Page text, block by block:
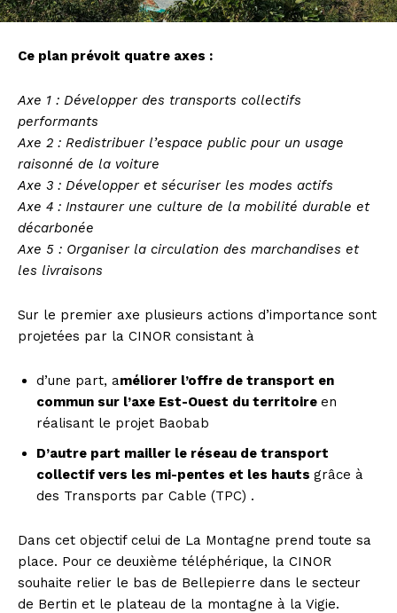
Ce plan prévoit quatre axes :
Axe 1 : Développer des transports collectifs
performants
Axe 2 : Redistribuer l’espace public pour un usage
raisonné de la voiture
Axe 3 : Développer et sécuriser les modes actifs
Axe 4 : Instaurer une culture de la mobilité durable et
décarbonée
Axe 5 : Organiser la circulation des marchandises et
les livraisons
Sur le premier axe plusieurs actions d’importance sont
projetées par la CINOR consistant à
d’une part, améliorer l’offre de transport en
commun sur l’axe Est-Ouest du territoire en
réalisant le projet Baobab
D’autre part mailler le réseau de transport
collectif vers les mi-pentes et les hauts grâce à
des Transports par Cable (TPC) .
Dans cet objectif celui de La Montagne prend toute sa
place. Pour ce deuxième téléphérique, la CINOR
souhaite relier le bas de Bellepierre dans le secteur
de Bertin et le plateau de la montagne à la Vigie.